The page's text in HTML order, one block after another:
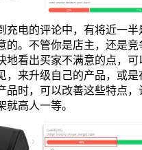
充电的评论中，有将近一半
的。不管你是店主，还是
地看出买家不满意的点，
，来升级自己的产品，或
品时，可以改善这些特点
就高人一等。